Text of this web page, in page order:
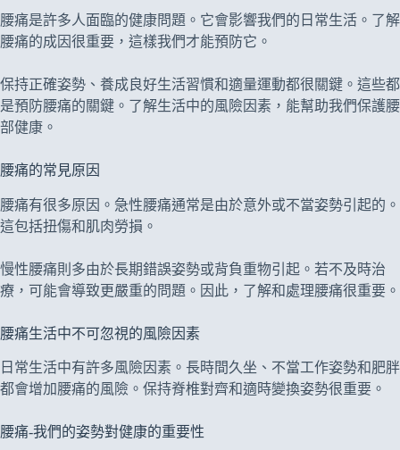
腰痛是許多人面臨的健康問題。它會影響我們的日常生活。了解
腰痛的成因很重要，這樣我們才能預防它。
保持正確姿勢、養成良好生活習慣和適量運動都很關鍵。這些都
是預防腰痛的關鍵。了解生活中的風險因素，能幫助我們保護腰
部健康。
腰痛的常見原因
腰痛有很多原因。急性腰痛通常是由於意外或不當姿勢引起的。
這包括扭傷和肌肉勞損。
慢性腰痛則多由於長期錯誤姿勢或背負重物引起。若不及時治
療，可能會導致更嚴重的問題。因此，了解和處理腰痛很重要。
腰痛生活中不可忽視的風險因素
日常生活中有許多風險因素。長時間久坐、不當工作姿勢和肥胖
都會增加腰痛的風險。保持脊椎對齊和適時變換姿勢很重要。
腰痛-我們的姿勢對健康的重要性